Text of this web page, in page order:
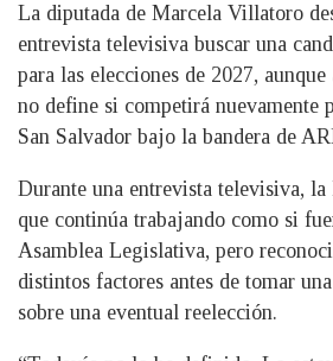
La diputada de Marcela Villatoro
entrevista televisiva buscar una
para las elecciones de 2027,
no define si competirá nuevamente
San Salvador bajo la bandera de
Durante una entrevista televisiva,
que continúa trabajando como si
Asamblea Legislativa, pero
distintos factores antes de tomar
sobre una eventual reelección.